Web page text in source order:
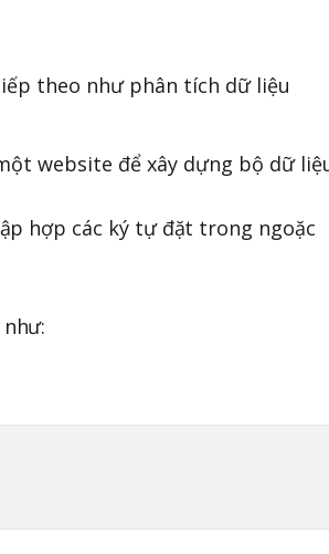
theo như phân tích dữ liệu
website để xây dựng bộ dữ
hợp các ký tự đặt trong ngoặc